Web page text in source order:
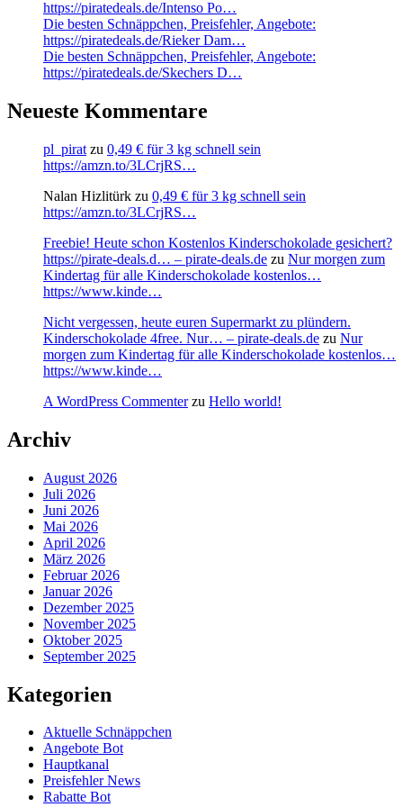
https://piratedeals.de/Intenso Po…
Die besten Schnäppchen, Preisfehler, Angebote:
https://piratedeals.de/Rieker Dam…
Die besten Schnäppchen, Preisfehler, Angebote:
https://piratedeals.de/Skechers D…
Neueste Kommentare
pl_pirat zu 0,49 € für 3 kg schnell sein
https://amzn.to/3LCrjRS…
Nalan Hizlitürk zu 0,49 € für 3 kg schnell sein
https://amzn.to/3LCrjRS…
Freebie! Heute schon Kostenlos Kinderschokolade gesichert?
https://pirate-deals.d… – pirate-deals.de zu Nur morgen zum
Kindertag für alle Kinderschokolade kostenlos…
https://www.kinde…
Nicht vergessen, heute euren Supermarkt zu plündern.
Kinderschokolade 4free. Nur… – pirate-deals.de zu Nur
morgen zum Kindertag für alle Kinderschokolade kostenlos…
https://www.kinde…
A WordPress Commenterzu Hello world!
Archiv
August 2026
Juli 2026
Juni 2026
Mai 2026
April 2026
März 2026
Februar 2026
Januar 2026
Dezember 2025
November 2025
Oktober 2025
September 2025
Kategorien
Aktuelle Schnäppchen
Angebote Bot
Hauptkanal
Preisfehler News
Rabatte Bot